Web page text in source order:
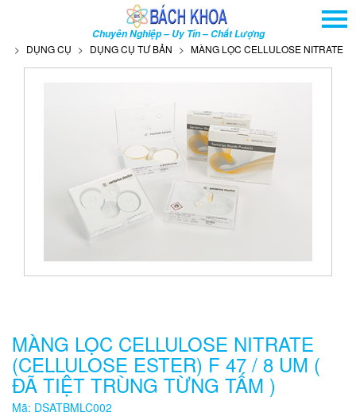
Chuyên Nghiệp – Uy Tín – Chất Lượng
GIỚI THIỆU
TÌM KIẾM NÂNG CAO
Quy
cách
DỤNG CỤ DỤNG CỤ TƯ BẢN MÀNG LỌC CELLULOSE NITRATE
MÀNG LỌC CELLULOSE NITRATE
(CELLULOSE ESTER) F 47 / 8 UM (
ĐÃ TIỆT TRÙNG TỪNG TẤM )
Mã: DSATBMLC002